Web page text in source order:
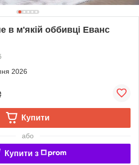
в м'якій оббивці Еванс
2026
Купити
або
Купити з